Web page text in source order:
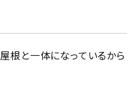
根と一体になっているから